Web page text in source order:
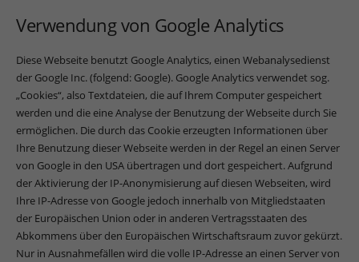
Verwendung von Google Analytics
Diese Webseite benutzt Google Analytics, einen Webanalysedienst
der Google Inc. (folgend: Google). Google Analytics verwendet sog.
„Cookies“, also Textdateien, die auf Ihrem Computer gespeichert
werden und die eine Analyse der Benutzung der Webseite durch Sie
ermöglichen. Die durch das Cookie erzeugten Informationen über
Ihre Benutzung dieser Webseite werden in der Regel an einen Server
von Google in den USA übertragen und dort gespeichert. Aufgrund
der Aktivierung der IP-Anonymisierung auf diesen Webseiten, wird
Ihre IP-Adresse von Google jedoch innerhalb von Mitgliedstaaten
der Europäischen Union oder in anderen Vertragsstaaten des
Abkommens über den Europäischen Wirtschaftsraum zuvor gekürzt.
Nur in Ausnahmefällen wird die volle IP-Adresse an einen Server von